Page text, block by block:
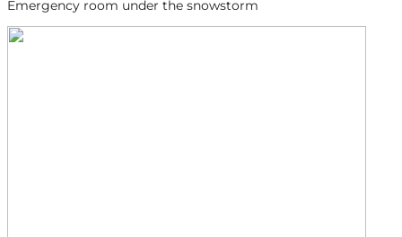
Emergency room under the snowstorm